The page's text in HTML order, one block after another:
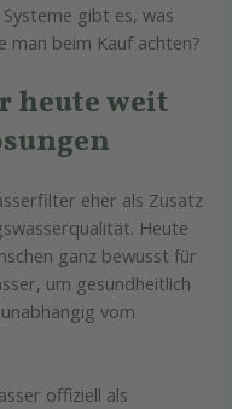
gibt es, was
man beim Kauf achten?
heute weit
eher als Zusatz
Heute
ganz bewusst für
um gesundheitlich
vom
offiziell als